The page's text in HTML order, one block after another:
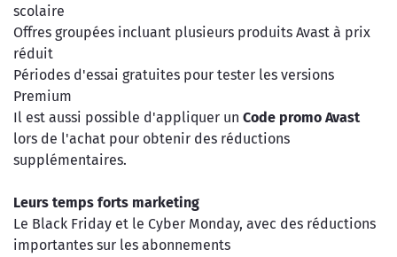
scolaire
Offres groupées incluant plusieurs produits Avast à prix
réduit
Périodes d'essai gratuites pour tester les versions
Premium
Il est aussi possible d'appliquer un Code promo Avast
lors de l'achat pour obtenir des réductions
supplémentaires.
Leurs temps forts marketing
Le Black Friday et le Cyber Monday, avec des réductions
importantes sur les abonnements